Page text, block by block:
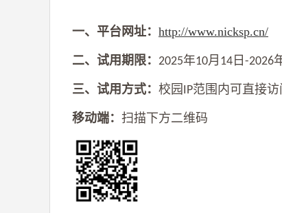
一、 平台网址： http://www.nicksp.cn/
二、 试用期限： 2025年10月 14 日 -2026
三、试用方式： 校园 IP范围内可直接访
移动端： 扫描下方二维码